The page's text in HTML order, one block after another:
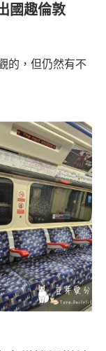
國趣倫敦
的，但仍然有不